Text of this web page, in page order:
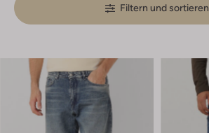
Filtern und sortieren